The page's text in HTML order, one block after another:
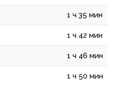
1 ч 35 мин
1 ч 42 мин
1 ч 46 мин
1 ч 50 мин